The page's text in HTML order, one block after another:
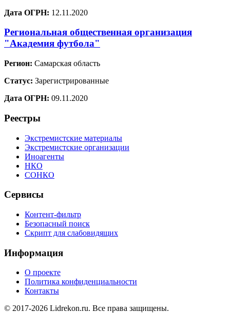
Дата ОГРН: 12.11.2020
Региональная общественная организация
"Академия футбола"
Регион: Самарская область
Статус: Зарегистрированные
Дата ОГРН: 09.11.2020
Реестры
Экстремистские материалы
Экстремистские организации
Иноагенты
НКО
СОНКО
Сервисы
Контент-фильтр
Безопасный поиск
Скрипт для слабовидящих
Информация
О проекте
Политика конфиденциальности
Контакты
© 2017-2026 Lidrekon.ru. Все права защищены.